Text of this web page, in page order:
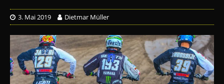
3. Mai 2019 Dietmar Müller